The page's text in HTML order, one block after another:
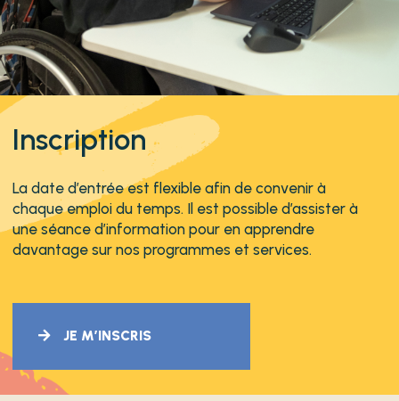
Inscription
La date d’entrée est flexible afin de convenir à
chaque emploi du temps. Il est possible d’assister à
une séance d’information pour en apprendre
davantage sur nos programmes et services.
JE M’INSCRIS